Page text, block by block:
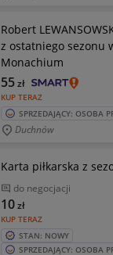
Robert
z ostatniego sezonu
Monachium
KUP TERAZ
55zł
SPRZEDAJĄCY: OSOBA
Duchnów
Karta piłkarska z
do negocjacji
KUP TERAZ
10zł
STAN: NOWY
SPRZEDAJĄCY: OSOBA